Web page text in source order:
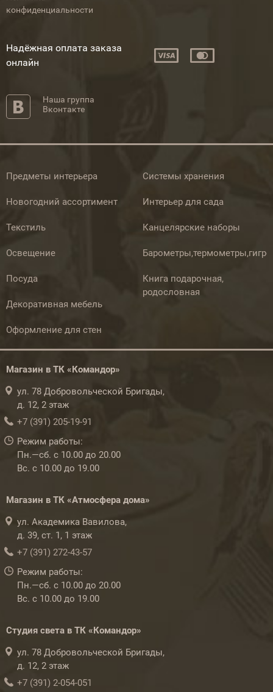
конфиденциальности
Надёжная оплата заказа
онлайн
Наша группа
Вконтакте
Предметы интерьера
Новогодний ассортимент
Текстиль
Освещение
Посуда
Декоративная мебель
Оформление для стен
Системы хранения
Интерьер для сада
Канцелярские наборы
Книга подарочная,
родословная
Магазин в ТК «Командор»
ул. 78 Добровольческой Бригады,
д. 12, 2 этаж
+7 (391) 205-19-91
Режим работы:
Пн.—сб. с 10.00 до 20.00
Вс. с 10.00 до 19.00
Магазин в ТК «Атмосфера дома»
ул. Академика Вавилова,
д. 39, ст. 1, 1 этаж
+7 (391) 272-43-57
Режим работы:
Пн.—сб. с 10.00 до 20.00
Вс. с 10.00 до 19.00
Студия света в ТК «Командор»
ул. 78 Добровольческой Бригады,
д. 12, 2 этаж
+7 (391) 2-054-051